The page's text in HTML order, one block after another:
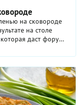
на сковороде
на столе
даст фору